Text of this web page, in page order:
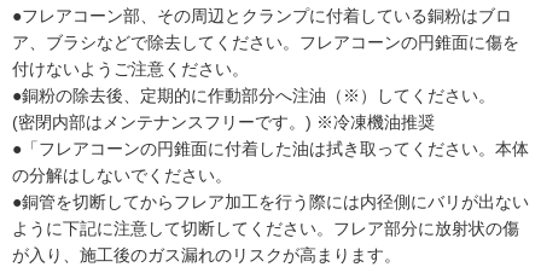
●フレアコーン部、その周辺とクランプに付着している銅粉はブロ
ア、ブラシなどで除去してください。フレアコーンの円錐面に傷を
付けないようご注意ください。
●銅粉の除去後、定期的に作動部分へ注油（※）してください。
(密閉内部はメンテナンスフリーです。) ※冷凍機油推奨
●「フレアコーンの円錐面に付着した油は拭き取ってください。本体
の分解はしないでください。
●銅管を切断してからフレア加工を行う際には内径側にバリが出ない
ように下記に注意して切断してください。フレア部分に放射状の傷
が入り、施工後のガス漏れのリスクが高まります。